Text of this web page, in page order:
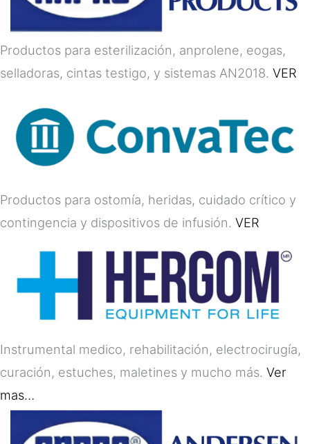
Productos para esterilización, anprolene, eogas,
selladoras, cintas testigo, y sistemas AN2018. VER
Productos para ostomía, heridas, cuidado crítico y
contingencia y dispositivos de infusión. VER
Instrumental medico, rehabilitación, electrocirugía,
curación, estuches, maletines y mucho más. Ver
mas…